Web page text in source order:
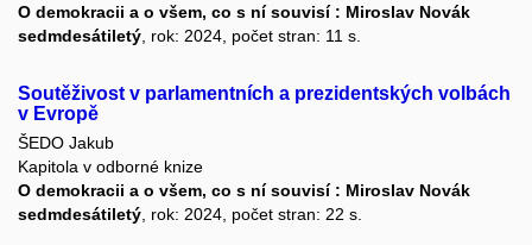
O demokracii a o všem, co s ní souvisí : Miroslav Novák
sedmdesátiletý , rok: 2024, počet stran: 11 s.
Soutěživost v parlamentních a prezidentských volbách
v Evropě
ŠEDO Jakub
Kapitola v odborné knize
O demokracii a o všem, co s ní souvisí : Miroslav Novák
sedmdesátiletý , rok: 2024, počet stran: 22 s.